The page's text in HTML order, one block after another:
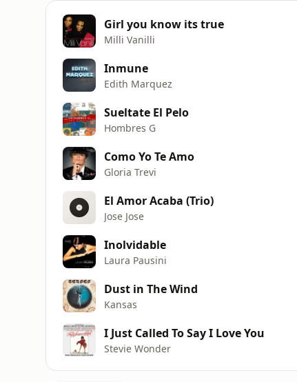
Girl you know its true
Milli Vanilli
Inmune
Edith Marquez
Sueltate El Pelo
Hombres G
Como Yo Te Amo
Gloria Trevi
El Amor Acaba (Trio)
Jose Jose
Inolvidable
Laura Pausini
Dust in The Wind
Kansas
I Just Called To Say I Love You
Stevie Wonder